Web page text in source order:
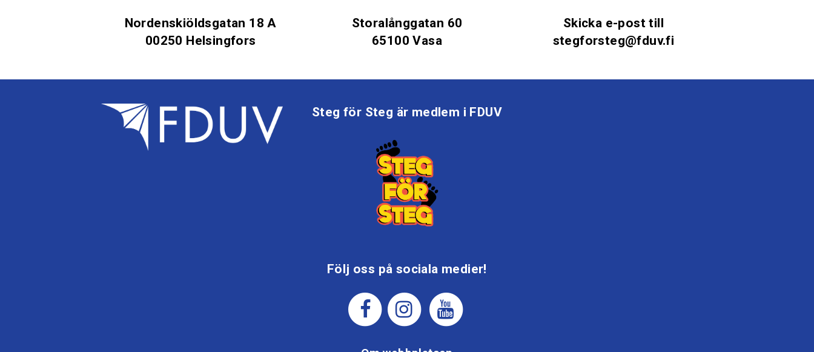
Nordenskiöldsgatan 18 A
00250 Helsingfors
Storalånggatan 60
65100 Vasa
Skicka e-post till
stegforsteg@fduv.fi
Steg för Steg är medlem i FDUV
Följ oss på sociala medier!